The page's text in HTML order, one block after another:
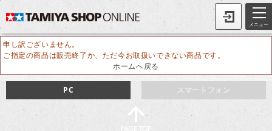
メニュー
申し訳ございません。
ご指定の商品は販売終了か、ただ今お取扱いできない商品です。
ホームへ戻る
スマートフォン
PC